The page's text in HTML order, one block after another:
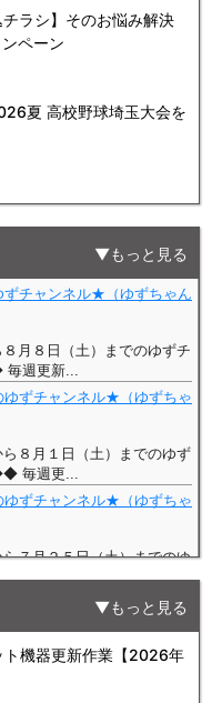
チラシ】そのお悩み解決
ペーン
夏 高校野球埼玉大会を
もっと見る
もっと見る
機器更新作業【2026年